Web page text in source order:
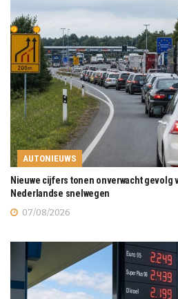
AUTONIEUWS
Nieuwe cijfers tonen onverwacht gevolg
Nederlandse snelwegen
07/08/2026